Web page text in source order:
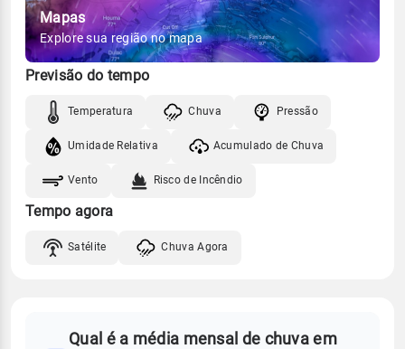
Mapas
Explore sua região no mapa
Previsão do tempo
Temperatura Chuva Pressão
Umidade Relativa Acumulado de Chuva
Vento Risco de Incêndio
Tempo agora
Satélite Chuva Agora
Qual é a média mensal de chuva em